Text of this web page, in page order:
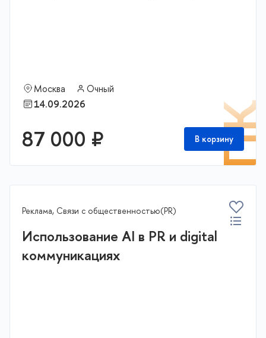
Москва
Очный
14.09.2026
87 000 ₽ В корзину
Реклама, Связи с общественностью(PR)
Использование AI в PR и digital
коммуникациях